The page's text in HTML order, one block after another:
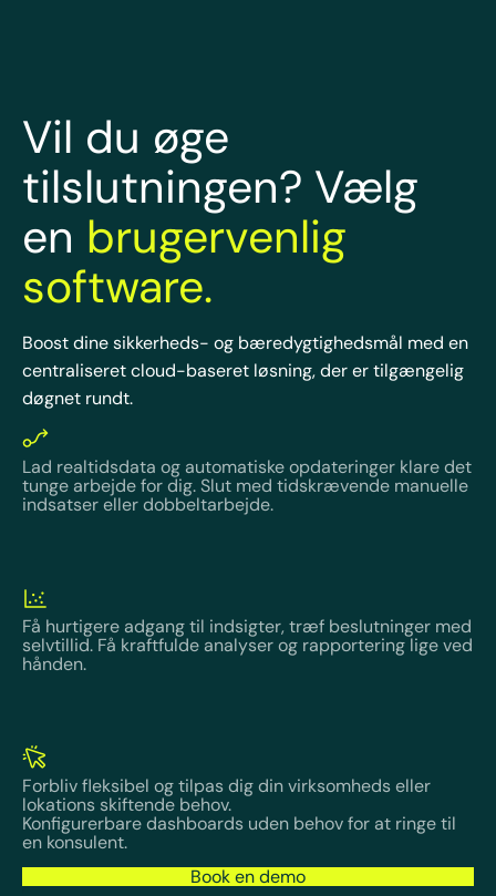
Vil du øge
tilslutningen? Vælg
en brugervenlig
software.
Boost dine sikkerheds- og bæredygtighedsmål med en
centraliseret cloud-baseret løsning, der er tilgængelig
døgnet rundt.
Lad realtidsdata og automatiske opdateringer klare det
tunge arbejde for dig. Slut med tidskrævende manuelle
indsatser eller dobbeltarbejde.
Få hurtigere adgang til indsigter, træf beslutninger med
selvtillid. Få kraftfulde analyser og rapportering lige ved
hånden.
Forbliv fleksibel og tilpas dig din virksomheds eller
lokations skiftende behov.
Konfigurerbare dashboards uden behov for at ringe til
en konsulent.
Book en demo